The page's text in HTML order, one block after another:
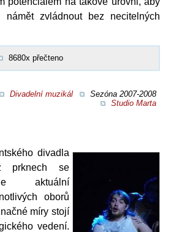
zvládnout bez necitelných
8680x přečteno
Divadelní muzikál
Sezóna 2007-2008
Studio Marta
divadla
prknech se
aktuální
oborů
míry stojí
vedení.